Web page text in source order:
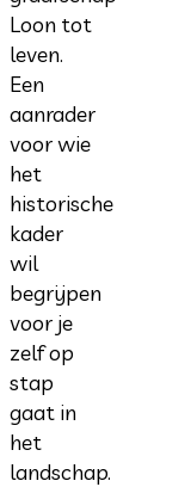
Loon tot
leven.
Een
aanrader
voor wie
het
historische
kader
wil
begrijpen
voor je
zelf op
stap
gaat in
het
landschap.